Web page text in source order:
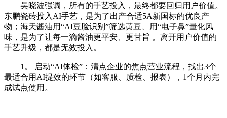
吴晓波强调，所有的手艺投入，最终都要回归用户价值。
东鹏瓷砖投入AI手艺，是为了出产合适5A新国标的优良产
物；海天酱油用“AI豆脸识别”筛选黄豆、用“电子鼻”量化风
味，是为了让每一滴酱油更平安、更甘旨 。离开用户价值的
手艺升级，都是无效投入。
1。 启动“AI体检”：清点企业的焦点营业流程，找出3个
最适合用AI提效的环节（如客服、质检、报表），1个月内完
成试点使用。